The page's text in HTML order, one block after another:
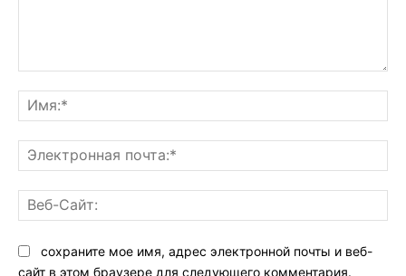
сохраните мое имя, адрес электронной почты и веб-
сайт в этом браузере для следующего комментария.